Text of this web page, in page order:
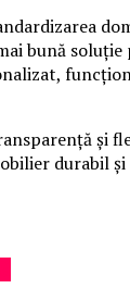
bună
și
durabil